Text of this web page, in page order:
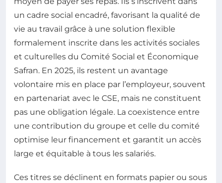
un cadre social encadré, favorisant la qualité de
vie au travail grâce à une solution flexible
formalement inscrite dans les activités sociales
et culturelles du Comité Social et Économique
Safran. En 2025, ils restent un avantage
volontaire mis en place par l’employeur, souvent
en partenariat avec le CSE, mais ne constituent
pas une obligation légale. La coexistence entre
une contribution du groupe et celle du comité
optimise leur financement et garantit un accès
large et équitable à tous les salariés.
Ces titres se déclinent en formats papier ou sous